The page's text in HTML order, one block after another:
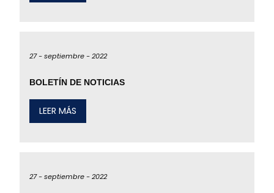
27 -septiembre -2022
BOLETÍN DE NOTICIAS
LEER MÁS
27 -septiembre -2022